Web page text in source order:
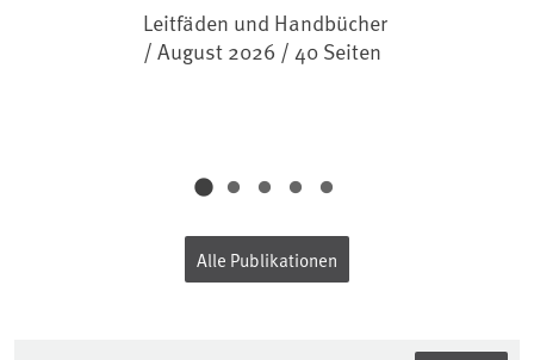
Leitfäden und Handbücher
/ August 2026 / 40 Seiten
Alle Publikationen